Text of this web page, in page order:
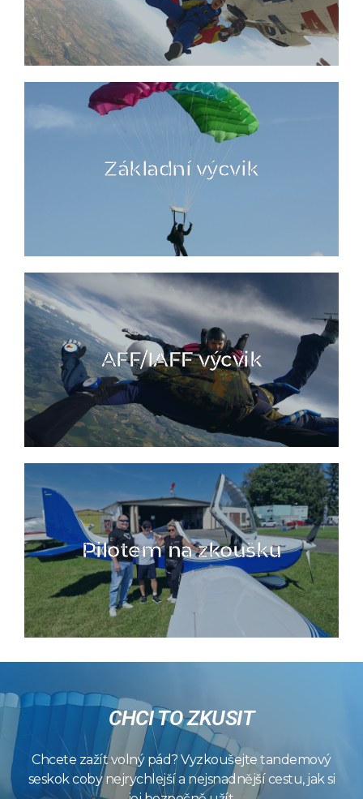
Základní výcvik
AFF/IAFF výcvik
Pilotem na zkoušku
CHCI TO ZKUSIT
Chcete zažít volný pád? Vyzkoušejte tandemový
seskok coby nejrychlejší a nejsnadnější cestu, jak si